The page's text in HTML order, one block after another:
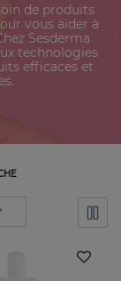
de produits
vous aider à
Sesderma
technologies
efficaces et